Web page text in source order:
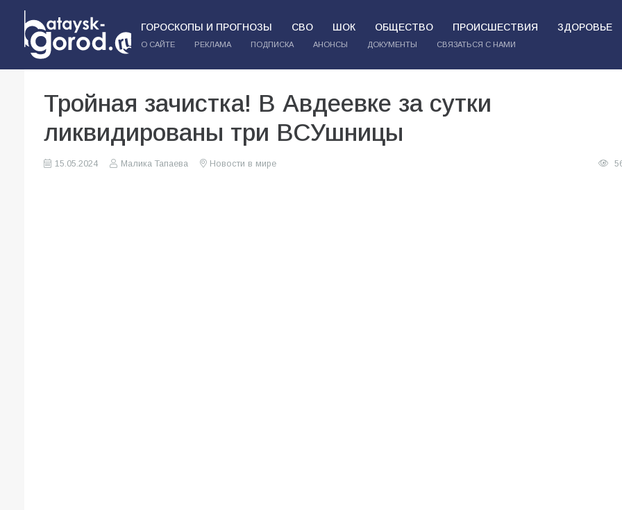
ГОРОСКОПЫ И ПРОГНОЗЫ СВО ШОК ОБЩЕСТВО ПРОИСШЕСТВИЯ ЗДОРОВЬЕ
О САЙТЕ РЕКЛАМА ПОДПИСКА АНОНСЫ ДОКУМЕНТЫ СВЯЗАТЬСЯ С НАМИ
Тройная зачистка! В Авдеевке за сутки
ликвидированы три ВСУшницы
15.05.2024 Малика Тапаева Новости в мире